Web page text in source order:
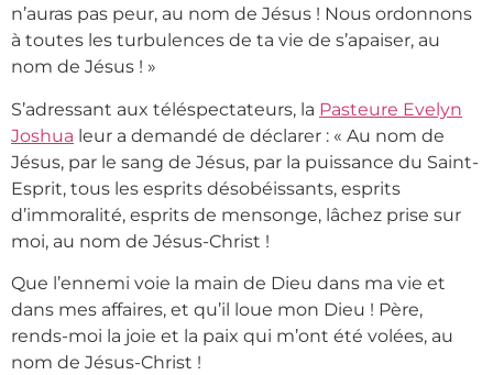
n’auras pas peur, au nom de Jésus ! Nous ordonnons
à toutes les turbulences de ta vie de s’apaiser, au
nom de Jésus ! »
S’adressant aux téléspectateurs, la Pasteure Evelyn
Joshua leur a demandé de déclarer : « Au nom de
Jésus, par le sang de Jésus, par la puissance du Saint-
Esprit, tous les esprits désobéissants, esprits
d’immoralité, esprits de mensonge, lâchez prise sur
moi, au nom de Jésus-Christ !
Que l’ennemi voie la main de Dieu dans ma vie et
dans mes affaires, et qu’il loue mon Dieu ! Père,
rends-moi la joie et la paix qui m’ont été volées, au
nom de Jésus-Christ !